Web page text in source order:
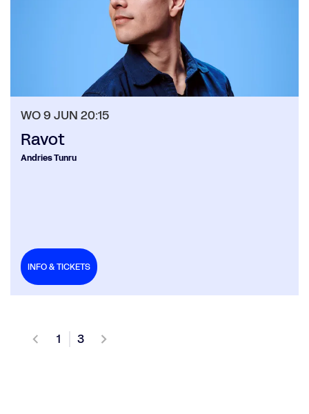
Ravot
Andries Tunru
WO 9 JUN 20:15
INFO & TICKETS
1 3